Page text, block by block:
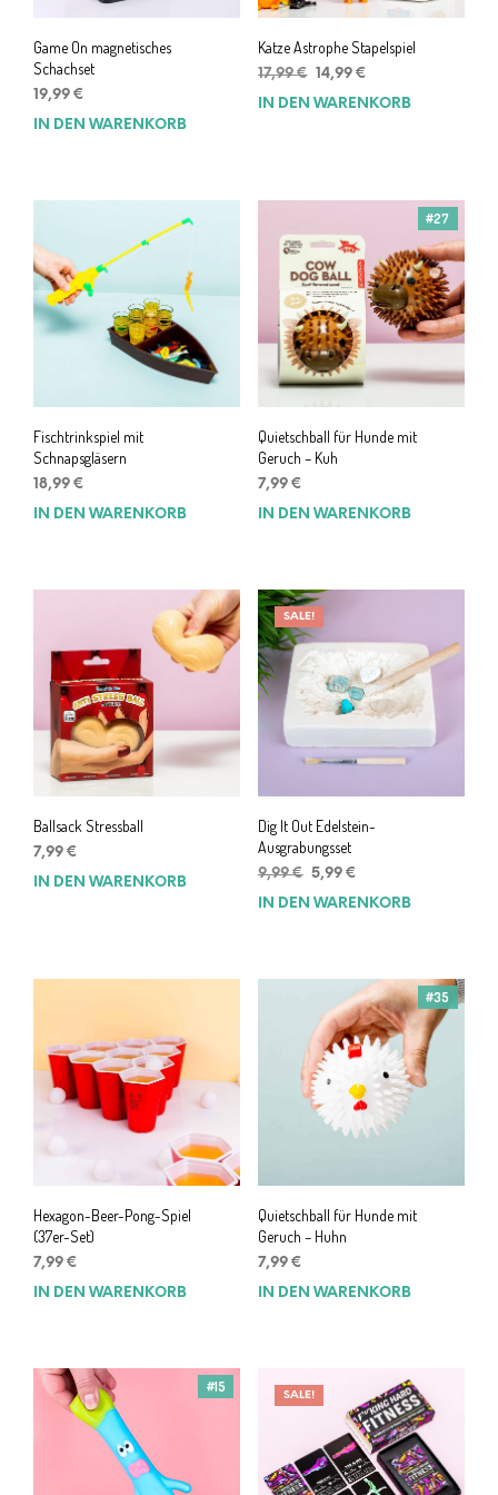
Game On magnetisches
Schachset
19,99 €
IN DEN WARENKORB
Katze Astrophe Stapelspiel
17,99€ Ursprünglicher
Preis
14,99 €Aktueller
Preis
IN DEN WARENKORB
Fischtrinkspiel mit
Schnapsgläsern
18,99 €
IN DEN WARENKORB
#27
Quietschball für Hunde mit
Geruch – Kuh
7,99 €
IN DEN WARENKORB
Ballsack Stressball
7,99 €
IN DEN WARENKORB
SALE!
Dig It Out Edelstein-
Ausgrabungsset
9,99€ Ursprünglicher
Preis
5,99 €Aktueller
Preis
IN DEN WARENKORB
Hexagon-Beer-Pong-Spiel
(37er-Set)
7,99 €
IN DEN WARENKORB
#35
Quietschball für Hunde mit
Geruch – Huhn
7,99 €
IN DEN WARENKORB
#15
SALE!